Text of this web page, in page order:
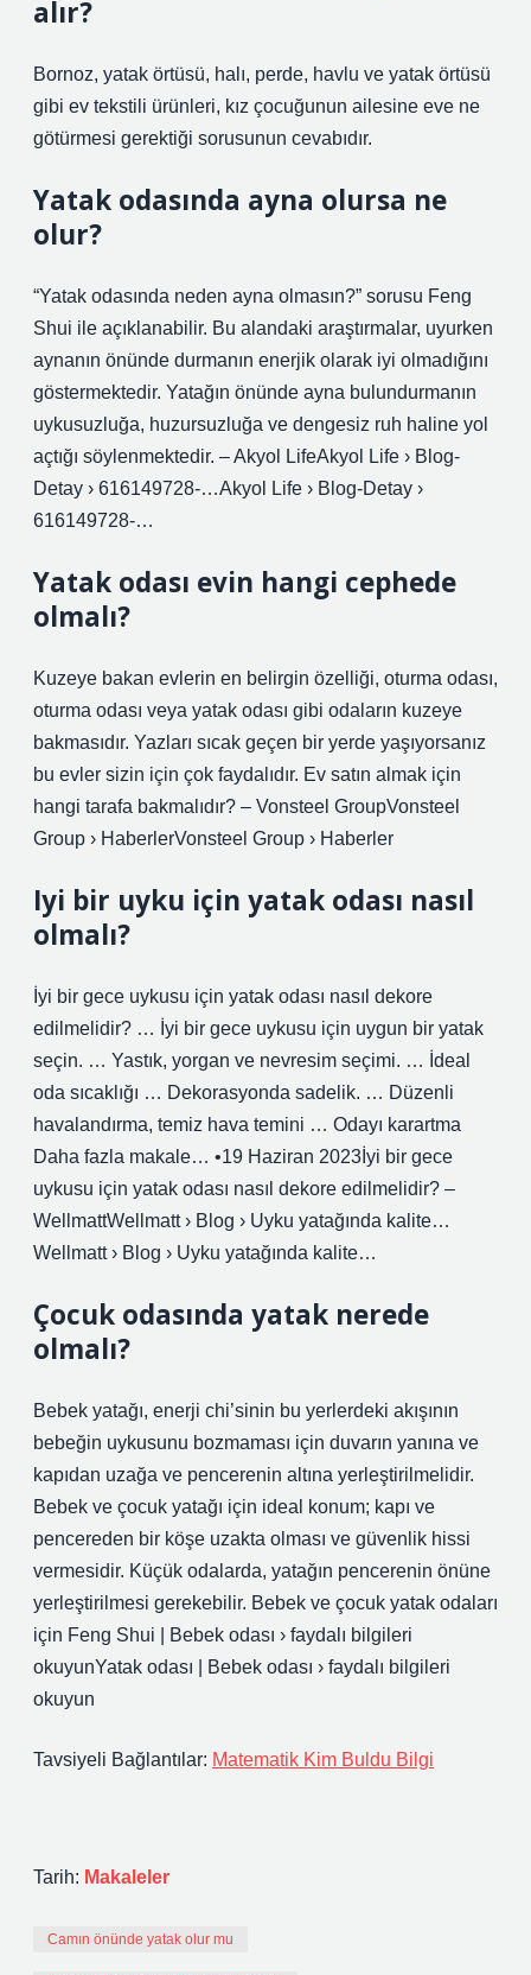
alır?
Bornoz, yatak örtüsü, halı, perde, havlu ve yatak örtüsü
gibi ev tekstili ürünleri, kız çocuğunun ailesine eve ne
götürmesi gerektiği sorusunun cevabıdır.
Yatak odasında ayna olursa ne
olur?
“Yatak odasında neden ayna olmasın?” sorusu Feng
Shui ile açıklanabilir. Bu alandaki araştırmalar, uyurken
aynanın önünde durmanın enerjik olarak iyi olmadığını
göstermektedir. Yatağın önünde ayna bulundurmanın
uykusuzluğa, huzursuzluğa ve dengesiz ruh haline yol
açtığı söylenmektedir. – Akyol LifeAkyol Life › Blog-
Detay › 616149728-…Akyol Life › Blog-Detay ›
616149728-…
Yatak odası evin hangi cephede
olmalı?
Kuzeye bakan evlerin en belirgin özelliği, oturma odası,
oturma odası veya yatak odası gibi odaların kuzeye
bakmasıdır. Yazları sıcak geçen bir yerde yaşıyorsanız
bu evler sizin için çok faydalıdır. Ev satın almak için
hangi tarafa bakmalıdır? – Vonsteel GroupVonsteel
Group › HaberlerVonsteel Group › Haberler
Iyi bir uyku için yatak odası nasıl
olmalı?
İyi bir gece uykusu için yatak odası nasıl dekore
edilmelidir? … İyi bir gece uykusu için uygun bir yatak
seçin. … Yastık, yorgan ve nevresim seçimi. … İdeal
oda sıcaklığı … Dekorasyonda sadelik. … Düzenli
havalandırma, temiz hava temini … Odayı karartma
Daha fazla makale… •19 Haziran 2023İyi bir gece
uykusu için yatak odası nasıl dekore edilmelidir? –
WellmattWellmatt › Blog › Uyku yatağında kalite…
Wellmatt › Blog › Uyku yatağında kalite…
Çocuk odasında yatak nerede
olmalı?
Bebek yatağı, enerji chi’sinin bu yerlerdeki akışının
bebeğin uykusunu bozmaması için duvarın yanına ve
kapıdan uzağa ve pencerenin altına yerleştirilmelidir.
Bebek ve çocuk yatağı için ideal konum; kapı ve
pencereden bir köşe uzakta olması ve güvenlik hissi
vermesidir. Küçük odalarda, yatağın pencerenin önüne
yerleştirilmesi gerekebilir. Bebek ve çocuk yatak odaları
için Feng Shui | Bebek odası › faydalı bilgileri
okuyunYatak odası | Bebek odası › faydalı bilgileri
okuyun
Tavsiyeli Bağlantılar: Matematik Kim Buldu Bilgi
Tarih: Makaleler
Camın önünde yatak olur mu